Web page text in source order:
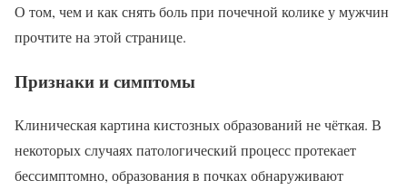
О том, чем и как снять боль при почечной колике у мужчин
прочтите на этой странице.
Признаки и симптомы
Клиническая картина кистозных образований не чёткая. В
некоторых случаях патологический процесс протекает
бессимптомно, образования в почках обнаруживают